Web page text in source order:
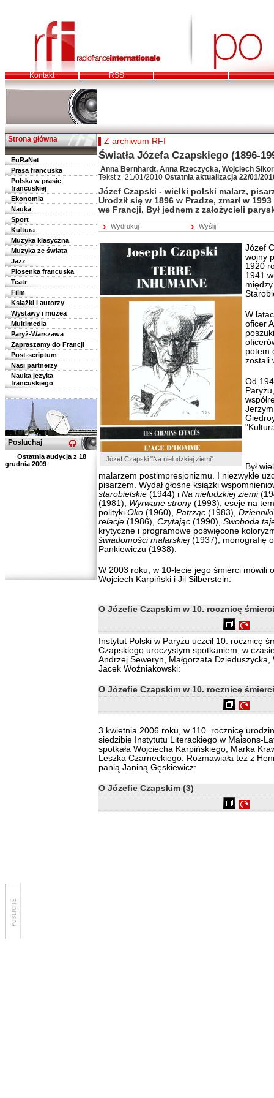
Kontakt RSS
Strona główna
EuRaNet
Prasa francuska
Polska w prasie
francuskiej
Ekonomia
Nauka
Sport
Kultura
Muzyka klasyczna
Muzyka ze świata
Jazz
Piosenka francuska
Teatr
Film
Książki i autorzy
Wystawy i muzea
Multimedia
Paryż-Warszawa
Zapraszamy do Francji
Post-scriptum
Nasi partnerzy
Nauka języka
francuskiego
Posluchaj
Ostatnia audycja z 18
grudnia 2009
Z archiwum RFI
Światła Józefa Czapskiego (1896-
Anna Bernhardt, Anna Rzeczycka, Wojciech
Tekst z 21/01/2010 Ostatnia aktualizacja 22/01/
Józef Czapski - wielki polski malarz,
Urodził się w 1896 w Pradze, zmarł w
we Francji. Był jednem z założycieli
Wydrukuj Wyślij
Józef Czapski "Na nieludzkiej ziemi"
Józef
wojny
1920
1941
W
oficer
potem
zostali
Od
Jerzym
Był
malarzem postimpresjonizmu. I niezwykle
pisarzem. Wydał głośne książki
starobielskie (1944) i Na nieludzkiej ziemi
(1981), Wyrwane strony (1993), eseje na
polityki Oko (1960), Patrząc (1983),
relacje (1986), Czytając (1990), Swoboda
krytyczne i programowe poświęcone
świadomości malarskiej (1937), monografię
Pankiewiczu (1938).
W 2003 roku, w 10-lecie jego śmierci mówili
Wojciech Karpiński i Jil Silberstein:
O Józefie Czapskim w 10. rocznicę
Instytut Polski w Paryżu uczcił 10. rocznicę
Czapskiego uroczystym spotkaniem, w
Andrzej Seweryn, Małgorzata
Jacek Woźniakowski:
O Józefie Czapskim w 10. rocznicę
3 kwietnia 2006 roku, w 110. rocznicę
siedzibie Instytutu Literackiego w Maisons-
spotkała Wojciecha Karpińskiego, Marka
Leszka Czarneckiego. Rozmawiała też z
panią Janiną Gęskiewicz:
O Józefie Czapskim (3)